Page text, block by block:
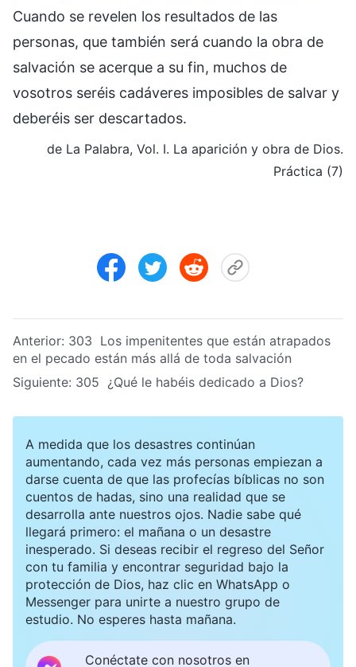
Cuando se revelen los resultados de las
personas, que también será cuando la obra de
salvación se acerque a su fin, muchos de
vosotros seréis cadáveres imposibles de salvar y
deberéis ser descartados.
de La Palabra, Vol. I. La aparición y obra de Dios.
Práctica (7)
Anterior: 303 Los impenitentes que están atrapados
en el pecado están más allá de toda salvación
Siguiente: 305 ¿Qué le habéis dedicado a Dios?
A medida que los desastres continúan
aumentando, cada vez más personas empiezan a
darse cuenta de que las profecías bíblicas no son
cuentos de hadas, sino una realidad que se
desarrolla ante nuestros ojos. Nadie sabe qué
llegará primero: el mañana o un desastre
inesperado. Si deseas recibir el regreso del Señor
con tu familia y encontrar seguridad bajo la
protección de Dios, haz clic en WhatsApp o
Messenger para unirte a nuestro grupo de
estudio. No esperes hasta mañana.
Conéctate con nosotros en